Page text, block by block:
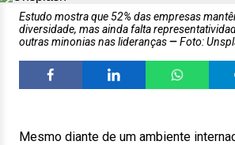
Estudo mostra que 52% das empresas
diversidade, mas ainda falta
outras minonias nas lideranças
Foto:
Mesmo diante de um ambiente